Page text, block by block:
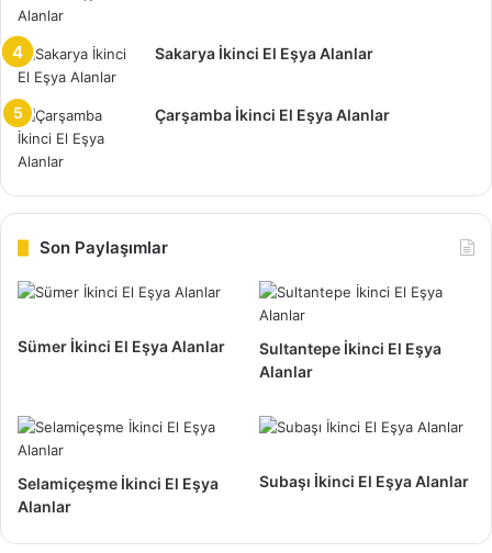
Pendik Doğu İkinci El Eşya Alan
Yerler
Aynı şekilde evdeki eski eşyaları değerlendirmek
istiyorsanız, Pendik Doğu ikinci el eşya alan yerler gibi bir
işletmeden destek almak önemli olacaktır.
Eşyalarınızı kolayca değiştirmek fırsatı yanı sıra, özellikle
de beyaz eşyalar için alınan fiyat teklifleri burada çok
İkinci el eşya sektörünü yakından takip eden Pendik Doğu
ikinci el eşya alanlar, her türlü fırsat sağlama konusunda
Sakarya İkinci El Eşya Alanlar
Çarşamba İkinci El Eşya Alanlar
Son Paylaşımlar
Sümer İkinci El Eşya Alanlar
Sultantepe İkinci El Eşya
Alanlar
Selamiçeşme İkinci El Eşya
Alanlar
Subaşı İkinci El Eşya Alanlar